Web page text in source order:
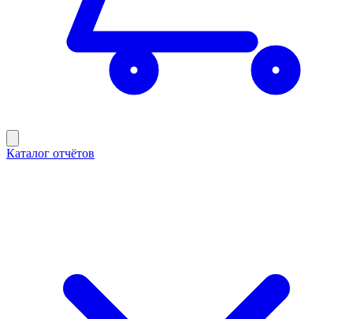
Каталог отчётов